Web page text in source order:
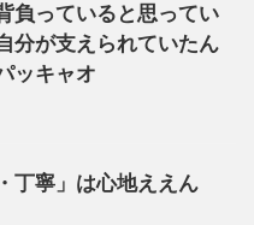
負っていると思ってい
分が支えられていたん
ッキャオ
丁寧」は心地ええん